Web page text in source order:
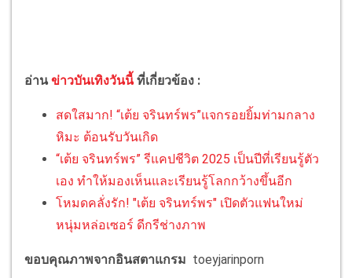
อ่านข่าวบันเทิงวันนี้ ที่เกี่ยวข้อง :
สดใสมาก! “เต้ย จรินทร์พร”แจกรอยยิ้มท่ามกลาง
หิมะ ต้อนรับวันเกิด
“เต้ย จรินทร์พร” รีแคปชีวิต 2025 เป็นปีที่เรียนรู้ตัว
เอง ทำให้มองเห็นและเรียนรู้โลกกว้างขึ้นอีก
โหมดคลั่งรัก! "เต้ย จรินทร์พร" เปิดตัวแฟนใหม่
หนุ่มหล่อเซอร์ ดีกรีช่างภาพ
ขอบคุณภาพจากอินสตาแกรม toeyjarinporn